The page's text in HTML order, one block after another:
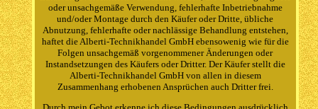
oder unsachgemäße Verwendung, fehlerhafte Inbetriebnahme
und/oder Montage durch den Käufer oder Dritte, übliche
Abnutzung, fehlerhafte oder nachlässige Behandlung entstehen,
haftet die Alberti-Technikhandel GmbH ebensowenig wie für die
Folgen unsachgemäß vorgenommener Änderungen oder
Instandsetzungen des Käufers oder Dritter. Der Käufer stellt die
Alberti-Technikhandel GmbH von allen in diesem
Zusammenhang erhobenen Ansprüchen auch Dritter frei.